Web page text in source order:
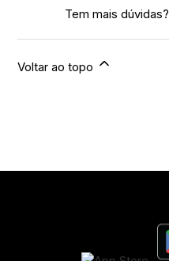
Tem mais dúvidas?
Voltar ao topo